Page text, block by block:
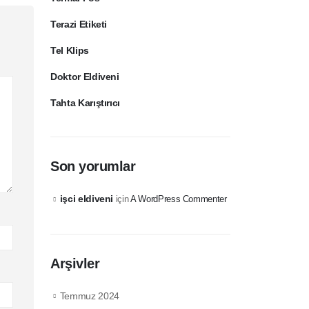
Terazi Etiketi
Tel Klips
Doktor Eldiveni
Tahta Karıştırıcı
Son yorumlar
işci eldiveni içinA WordPress Commenter
Arşivler
Temmuz 2024